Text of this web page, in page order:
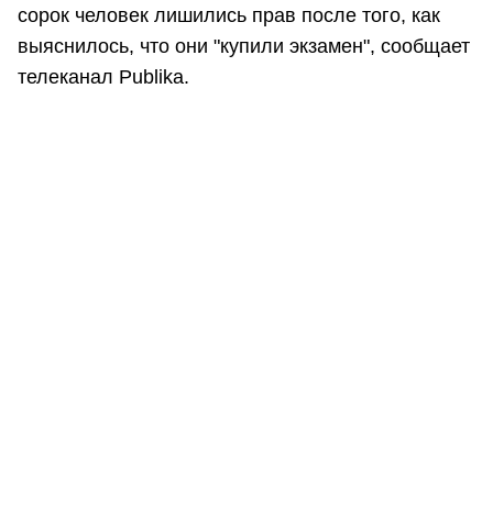
сорок человек лишились прав после того, как
выяснилось, что они "купили экзамен", сообщает
телеканал Publika.